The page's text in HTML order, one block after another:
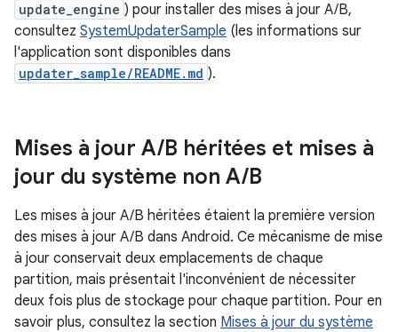
update_engine ) pour installer des mises à jour A/B,
consultez SystemUpdaterSample (les informations sur
l'application sont disponibles dans
updater_sample/README.md ).
Mises à jour A/B héritées et mises à
jour du système non A/B
Les mises à jour A/B héritées étaient la première version
des mises à jour A/B dans Android. Ce mécanisme de mise
à jour conservait deux emplacements de chaque
partition, mais présentait l'inconvénient de nécessiter
deux fois plus de stockage pour chaque partition. Pour en
savoir plus, consultez la section Mises à jour du système